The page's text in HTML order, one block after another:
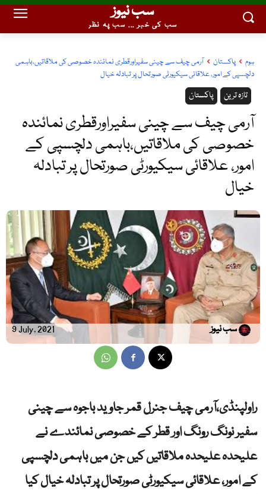
سب نیوز
سب کی خبر ... سب پہ نظر
ہوم پاکستان
آرمی چیف سے چینی سفیراورقطری نمائندہ خصوصی کی ملاقاتیں،باہمی
دلچسپی کے امور، علاقائی سیکیورٹی صورتحال پر تبادلہ خیال
پاکستان تازہ ترین
آرمی چیف سے چینی سفیراورقطری نمائندہ
خصوصی کی ملاقاتیں،باہمی دلچسپی کے
امور، علاقائی سیکیورٹی صورتحال پر تبادلہ
خیال
9 July, 2021 سب نیوز
راولپنڈی،آرمی چیف جنرل قمر جاوید باجوہ سے چینی
سفیر نونگ رونگ اور قطر کے خصوصی نمائندے نے
علیحدہ علیحدہ ملاقاتیں کیں جن میں باہمی دلچسپی
کے امور، علاقائی سیکیورٹی صورتحال پر تبادلہ خیال کیا